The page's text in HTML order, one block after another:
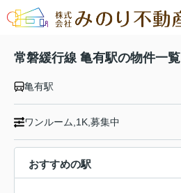
常磐緩行線 亀有駅の物件一覧
亀有駅
ワンルーム,1K,募集中
おすすめの駅